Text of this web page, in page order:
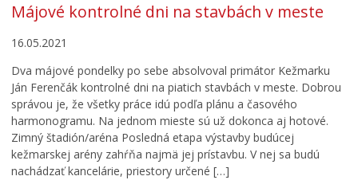
Májové kontrolné dni na stavbách v meste
16.05.2021
Dva májové pondelky po sebe absolvoval primátor Kežmarku
Ján Ferenčák kontrolné dni na piatich stavbách v meste. Dobrou
správou je, že všetky práce idú podľa plánu a časového
harmonogramu. Na jednom mieste sú už dokonca aj hotové.
Zimný štadión/aréna Posledná etapa výstavby budúcej
kežmarskej arény zahŕňa najmä jej prístavbu. V nej sa budú
nachádzať kancelárie, priestory určené […]